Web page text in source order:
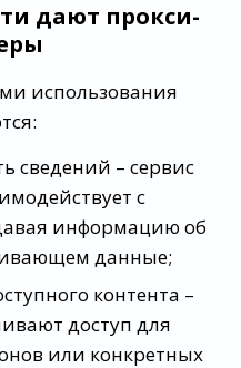
дают прокси-
использования
сведений – сервис
с
информацию об
данные;
контента –
доступ для
или конкретных